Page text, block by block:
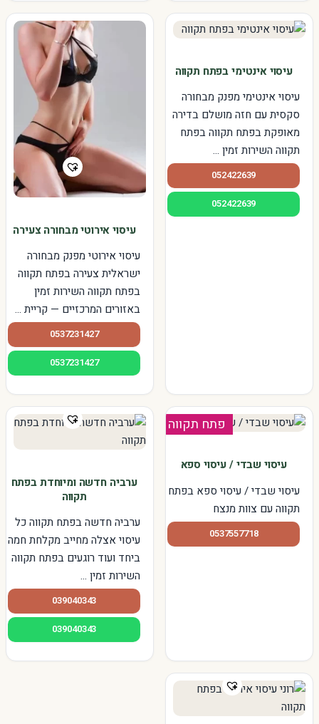
עיסוי אינטימי בפתח תקווה
עיסוי אינטימי מפנק מבחורה
סקסית עם חזה מושלם בדירה
מאופקת בפתח תקווה בפתח
תקווה השירות זמין ...
052422639
052422639
עיסוי אירוטי מבחורה צעירה
עיסוי אירוטי מפנק מבחורה
ישראלית צעירה בפתח תקווה
בפתח תקווה השירות זמין
באזורים המרכזיים — קריית ...
0537231427
0537231427
פתח תקווה
עיסוי שבדי / עיסוי ספא
עיסוי שבדי / עיסוי ספא בפתח
תקווה עם צוות מנצח
0537557718
ערביה חדשה ומיוחדת בפתח
תקווה
ערביה חדשה בפתח תקווה כל
עיסוי אצלה מחייב מקלחת חמה
ביחד ועוד רוגעים בפתח תקווה
השירות זמין ...
039040343
039040343